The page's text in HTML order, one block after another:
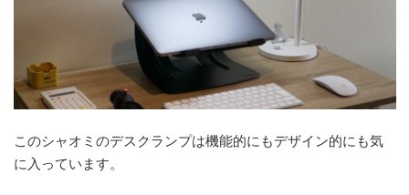
このシャオミのデスクランプは機能的にもデザイン的にも気
に入っています。